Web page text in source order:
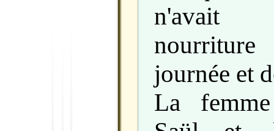
n'avait
journée et
La